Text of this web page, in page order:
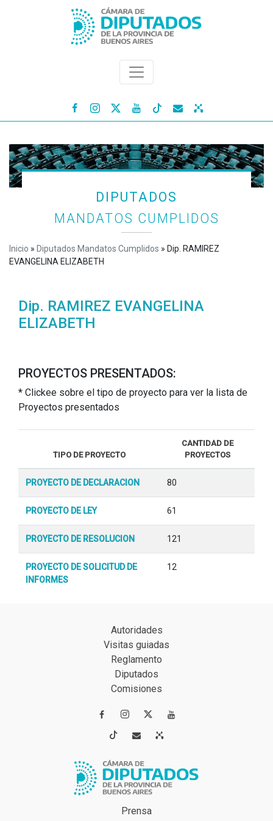
   
DIPUTADOS
MANDATOS CUMPLIDOS
Inicio » Diputados Mandatos Cumplidos » Dip. RAMIREZ
EVANGELINA ELIZABETH
Dip. RAMIREZ EVANGELINA
ELIZABETH
PROYECTOS PRESENTADOS:
* Clickee sobre el tipo de proyecto para ver la lista de
Proyectos presentados
TIPO DE PROYECTO
CANTIDAD DE
PROYECTOS
PROYECTO DE DECLARACION 80
PROYECTO DE LEY 61
PROYECTO DE RESOLUCION 121
PROYECTO DE SOLICITUD DE
INFORMES
12
Autoridades
Visitas guiadas
Reglamento
Diputados
Comisiones
 
 
Prensa